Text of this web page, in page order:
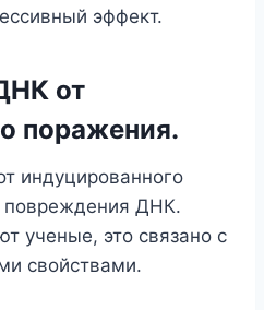
эффект.
от
поражения.
индуцированного
повреждения ДНК.
ученые, это связано с
свойствами.